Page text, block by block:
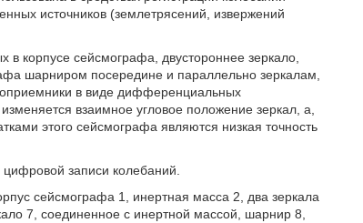
источников (землетрясений, извержений
корпусе сейсмографа, двустороннее зеркало,
шарниром посередине и параллельно зеркалам,
в виде дифференциальных
взаимное угловое положение зеркал, а,
этого сейсмографа являются низкая точность
записи колебаний.
сейсмографа 1, инертная масса 2, два зеркала
7, соединенное с инертной массой, шарнир 8,